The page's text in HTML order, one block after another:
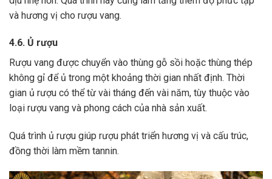
và hương vị cho rượu vang.
4.6. Ủ rượu
Rượu vang được chuyển vào thùng gỗ sồi hoặc thùng thép
không gỉ để ủ trong một khoảng thời gian nhất định. Thời
gian ủ rượu có thể từ vài tháng đến vài năm, tùy thuộc vào
loại rượu vang và phong cách của nhà sản xuất.
Quá trình ủ rượu giúp rượu phát triển hương vị và cấu trúc,
đồng thời làm mềm tannin.